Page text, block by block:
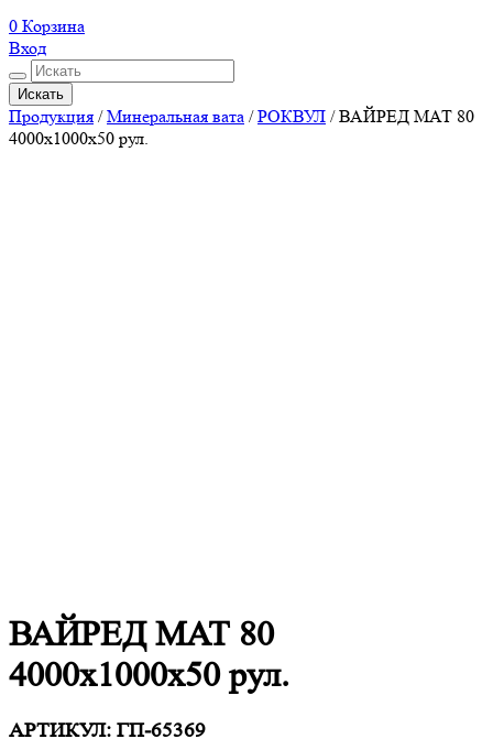
0 Корзина
Вход
Искать
Продукция /Минеральная вата /РОКВУЛ /ВАЙРЕД МАТ 80
4000x1000x50 рул.
ВАЙРЕД МАТ 80
4000x1000x50 рул.
АРТИКУЛ: ГП-65369